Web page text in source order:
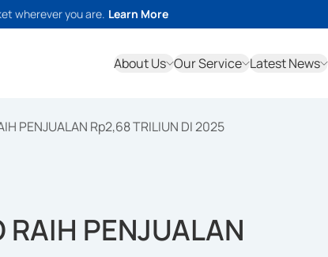
wherever you are. Learn More
About Us Our Service Latest News
PENJUALAN Rp2,68 TRILIUN DI 2025
RAIH PENJUALAN